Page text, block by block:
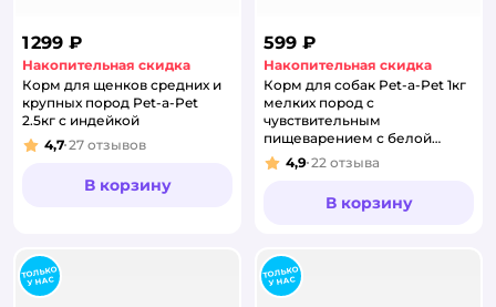
1 299 ₽
Накопительная скидка
Корм для щенков средних и
крупных пород Pet-a-Pet
2.5кг с индейкой
Рейтинг:
4,7 27 отзывов
В корзину
599 ₽
Накопительная скидка
Корм для собак Pet-a-Pet 1кг
мелких пород с
чувствительным
пищеварением с белой
рыбой
Рейтинг:
4,9 22 отзыва
В корзину